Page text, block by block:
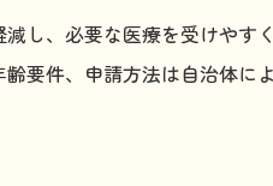
し、必要な医療を受けやす
要件、申請方法は自治体